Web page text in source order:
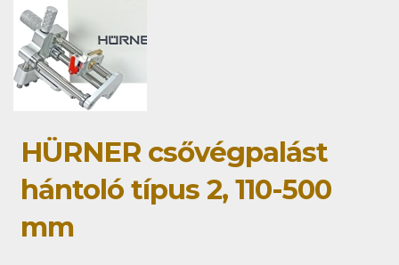
HÜRNER csővégpalást
hántoló típus 2, 110-500
mm